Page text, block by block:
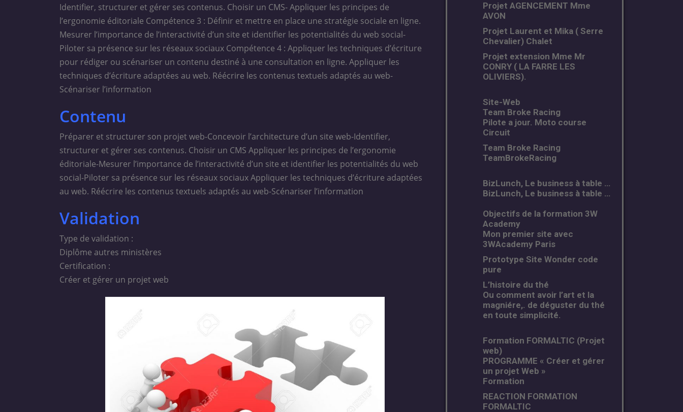
Identifier, structurer et gérer ses contenus. Choisir un CMS- Appliquer les principes de
l’ergonomie éditoriale Compétence 3 : Définir et mettre en place une stratégie sociale en ligne.
Mesurer l’importance de l’interactivité d’un site et identifier les potentialités du web social-
Piloter sa présence sur les réseaux sociaux Compétence 4 : Appliquer les techniques d’écriture
pour rédiger ou scénariser un contenu destiné à une consultation en ligne. Appliquer les
techniques d’écriture adaptées au web. Réécrire les contenus textuels adaptés au web-
Scénariser l’information
Contenu
Préparer et structurer son projet web-Concevoir l’architecture d’un site web-Identifier,
structurer et gérer ses contenus. Choisir un CMS Appliquer les principes de l’ergonomie
éditoriale-Mesurer l’importance de l’interactivité d’un site et identifier les potentialités du web
social-Piloter sa présence sur les réseaux sociaux Appliquer les techniques d’écriture adaptées
au web. Réécrire les contenus textuels adaptés au web-Scénariser l’information
Validation
Type de validation :
Diplôme autres ministères
Certification :
Créer et gérer un projet web
Projet AGENCEMENT Mme
AVON
Projet Laurent et Mika ( Serre
Chevalier) Chalet
Projet extension Mme Mr
CONRY ( LA FARRE LES
OLIVIERS).
Site-Web
Team Broke Racing
Pilote a jour. Moto course
Circuit
Team Broke Racing
TeamBrokeRacing
BizLunch, Le business à table …
BizLunch, Le business à table …
Objectifs de la formation 3W
Academy
Mon premier site avec
3WAcademy Paris
Prototype Site Wonder code
pure
L’histoire du thé
Ou comment avoir l’art et la
magniére,. de déguster du thé
en toute simplicité.
Formation FORMALTIC (Projet
web)
PROGRAMME « Créer et gérer
un projet Web »
Formation
REACTION FORMATION
FORMALTIC